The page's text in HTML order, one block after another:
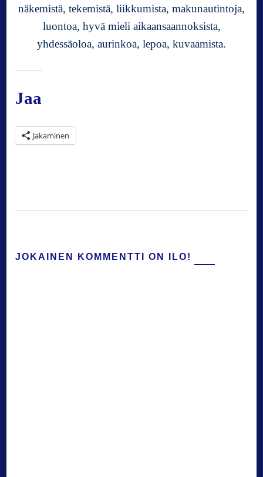
näkemistä, tekemistä, liikkumista, makunautintoja,
luontoa, hyvä mieli aikaansaannoksista,
yhdessäoloa, aurinkoa, lepoa, kuvaamista.
Jaa
Jakaminen
JOKAINEN KOMMENTTI ON ILO!